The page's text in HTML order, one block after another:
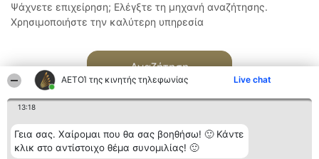
ΑΕΤΟΊ της κινητής τηλεφωνίας Live chat
13:18
Γεια σας. Χαίρομαι που θα σας βοηθήσω! 🙂 Κάντε
κλικ στο αντίστοιχο θέμα συνομιλίας! 🙂
Ψάχνετε επιχείρηση; Ελέγξτε τη μηχανή αναζήτησης.
Χρησιμοποιήστε την καλύτερη υπηρεσία
Αναζήτηση